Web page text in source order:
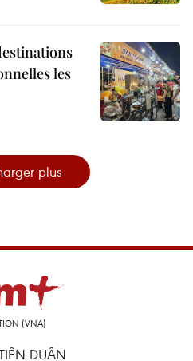
les
plus
(VNA)
DUÂN